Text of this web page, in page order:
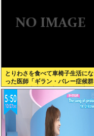
とりわさを食べて車椅子生活にな
った医師「ギラン・バレー症候群
になって本当に絶望。死んだ方が
良かったと思った」